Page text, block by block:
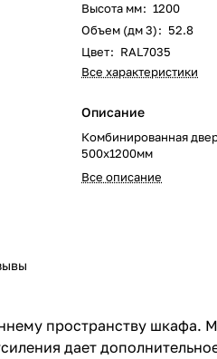
Высота мм: 1200
Объем (дм 3): 52.8
Цвет: RAL7035
Все характеристики
Описание
Комбинированная
500х1200мм
Все описание
пространству шкафа.
дает